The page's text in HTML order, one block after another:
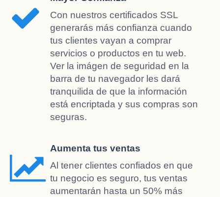
Con nuestros certificados SSL
generarás más confianza cuando
tus clientes vayan a comprar
servicios o productos en tu web.
Ver la imágen de seguridad en la
barra de tu navegador les dará
tranquilida de que la información
está encriptada y sus compras son
seguras.
Aumenta tus ventas
Al tener clientes confiados en que
tu negocio es seguro, tus ventas
aumentarán hasta un 50% más